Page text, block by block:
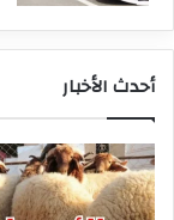
أحدث الأخبار